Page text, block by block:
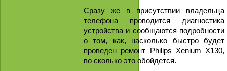
Сразу же в присутствии владельца
телефона проводится диагностика
устройства и сообщаются подробности
о том, как, насколько быстро будет
проведен ремонт Philips Xenium X130,
во сколько это обойдется.